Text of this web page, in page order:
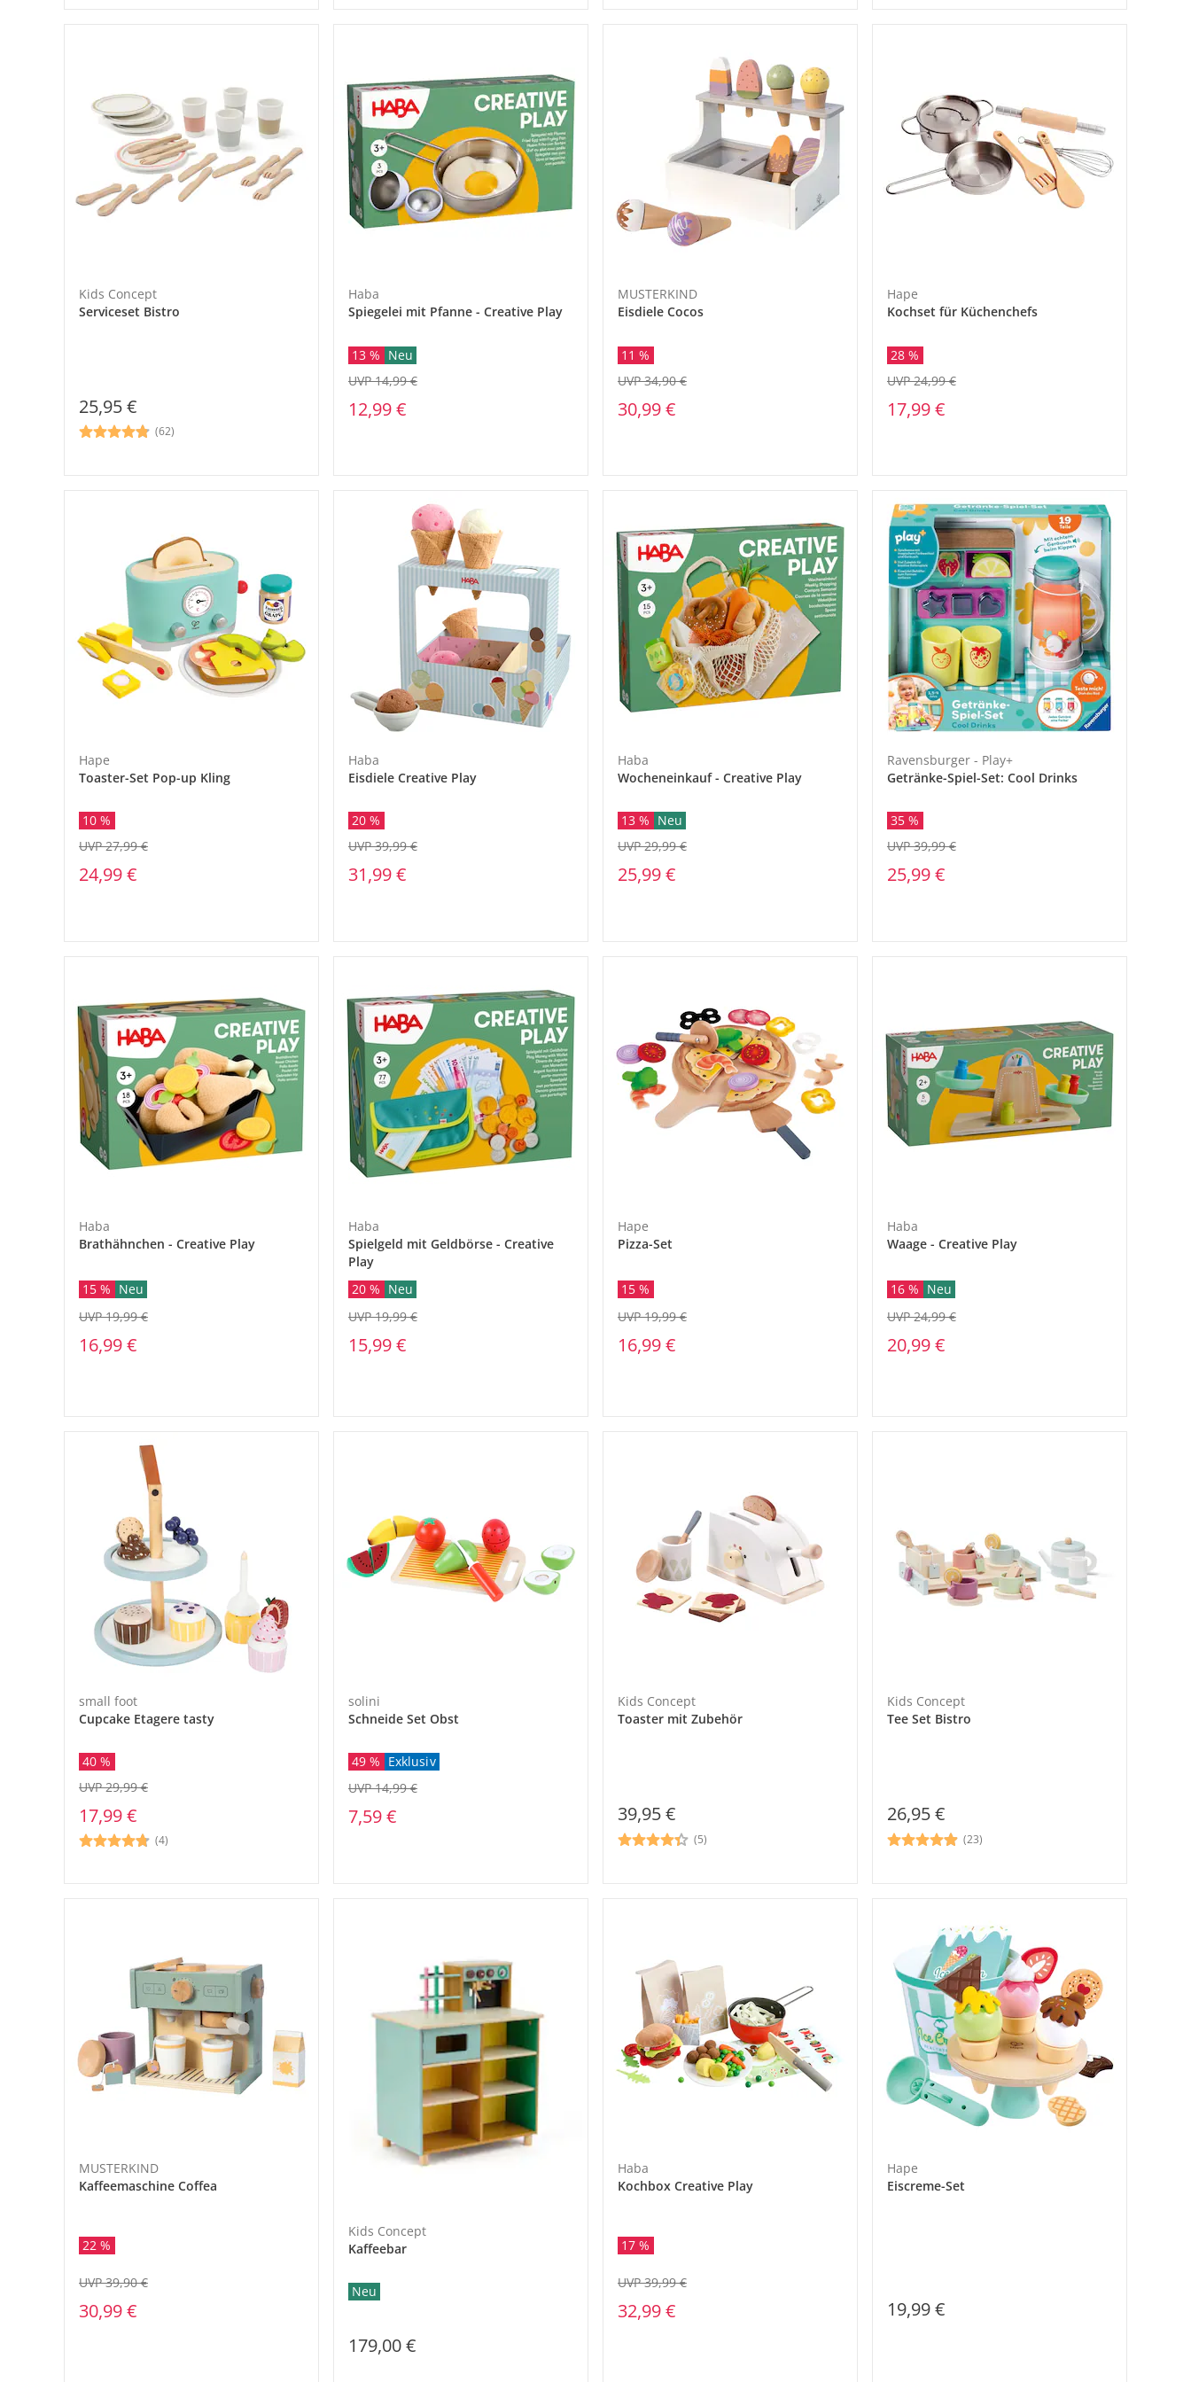
Kids Concept
Serviceset Bistro
25,95 €
(62)
Haba
Spiegelei mit Pfanne - Creative Play
13 % Neu
12,99 €
UVP 14,99 €
MUSTERKIND
Eisdiele Cocos
11 %
30,99 €
UVP 34,90 €
Hape
Kochset für Küchenchefs
28 %
17,99 €
UVP 24,99 €
Hape
Toaster-Set Pop-up Kling
10 %
24,99 €
UVP 27,99 €
Haba
Eisdiele Creative Play
20 %
31,99 €
UVP 39,99 €
Haba
Wocheneinkauf - Creative Play
13 % Neu
25,99 €
UVP 29,99 €
Ravensburger - Play+
Getränke-Spiel-Set: Cool Drinks
35 %
25,99 €
UVP 39,99 €
Haba
Brathähnchen - Creative Play
15 % Neu
16,99 €
UVP 19,99 €
Haba
Spielgeld mit Geldbörse - Creative
Play
20 % Neu
15,99 €
UVP 19,99 €
Hape
Pizza-Set
15 %
16,99 €
UVP 19,99 €
Haba
Waage - Creative Play
16 % Neu
20,99 €
UVP 24,99 €
small foot
Cupcake Etagere tasty
40 %
17,99 €
UVP 29,99 €
(4)
solini
Schneide Set Obst
49 % Exklusiv
7,59 €
UVP 14,99 €
Kids Concept
Toaster mit Zubehör
39,95 €
(5)
Kids Concept
Tee Set Bistro
26,95 €
(23)
MUSTERKIND
Kaffeemaschine Coffea
22 %
30,99 €
UVP 39,90 €
Kids Concept
Kaffeebar
Neu
179,00 €
Haba
Kochbox Creative Play
17 %
32,99 €
UVP 39,99 €
Hape
Eiscreme-Set
19,99 €